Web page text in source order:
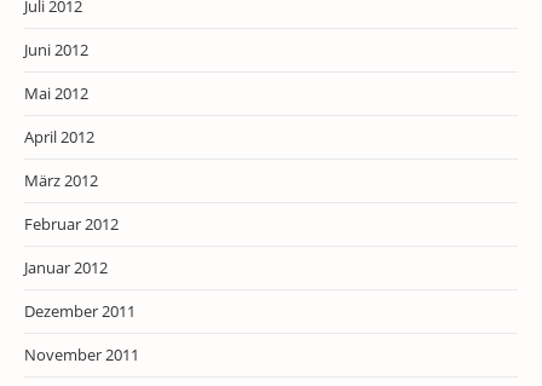
Juli 2012
Juni 2012
Mai 2012
April 2012
März 2012
Februar 2012
Januar 2012
Dezember 2011
November 2011